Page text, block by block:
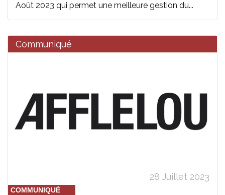
Août 2023 qui permet une meilleure gestion du...
Communiqué
28 Juillet 2023
COMMUNIQUÉ